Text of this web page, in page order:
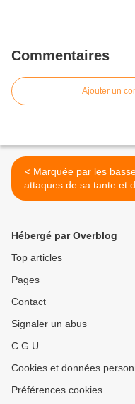
Commentaires
Ajouter un
< Marquée par les basses
attaques de sa tante et de
Philippot, Marion
Hébergé par Overblog
Top articles
Pages
Contact
Signaler un abus
C.G.U.
Cookies et données
Préférences cookies